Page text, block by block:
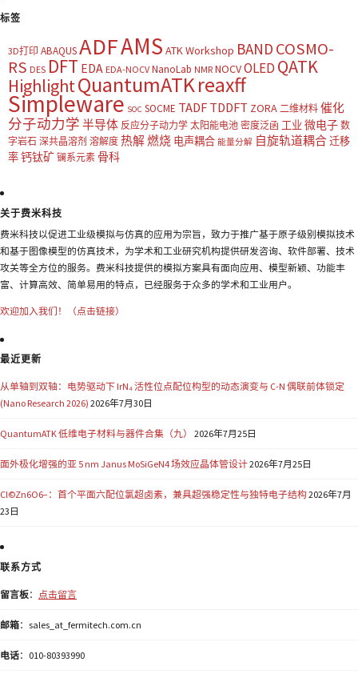
标签
3D打印 ABAQUSADFAMS ATK Workshop BAND COSMO-
RS DES DFT EDA EDA-NOCV NanoLab NMR NOCVOLED QATK
HighlightQuantumATKreaxff
Simpleware SOC SOCME TADF TDDFT ZORA 二维材料 催化
分子动力学 半导体 反应分子动力学 太阳能电池 密度泛函 工业 微电子 数
字岩石 深共晶溶剂 溶解度 热解燃烧 电声耦合 能量分解 自旋轨道耦合迁移
率钙钛矿 镧系元素 骨科
关于费米科技
费米科技以促进工业级模拟与仿真的应用为宗旨，致力于推广基于原子级别模拟技术
和基于图像模型的仿真技术，为学术和工业研究机构提供研发咨询、软件部署、技术
攻关等全方位的服务。费米科技提供的模拟方案具有面向应用、模型新颖、功能丰
富、计算高效、简单易用的特点，已经服务于众多的学术和工业用户。
欢迎加入我们！（点击链接）
最近更新
从单轴到双轴：电势驱动下 IrN₄ 活性位点配位构型的动态演变与 C-N 偶联前体锁定
(Nano Research 2026) 2026年7月30日
QuantumATK 低维电子材料与器件合集（九） 2026年7月25日
面外极化增强的亚 5 nm Janus MoSiGeN4 场效应晶体管设计2026年7月25日
Cl©Zn6O6−：首个平面六配位氯超卤素，兼具超强稳定性与独特电子结构2026年7月
23日
联系方式
留言板： 点击留言
邮箱：sales_at_fermitech.com.cn
电话：010-80393990